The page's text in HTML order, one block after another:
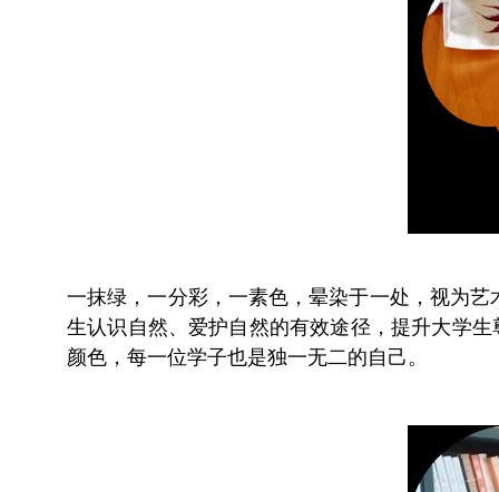
一抹绿，一分彩，一素色，晕染于一处，视为
生认识自然、爱护自然的有效途径，提升大学
颜色，每一位学子也是独一无二的自己。